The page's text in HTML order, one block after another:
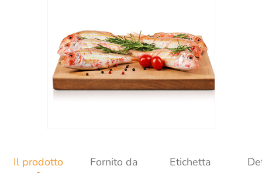
Il prodotto Fornito da Etichetta